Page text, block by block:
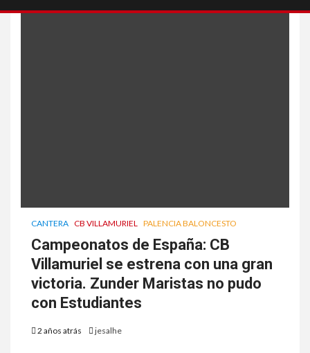
CANTERA CB VILLAMURIEL PALENCIA BALONCESTO
Campeonatos de España: CB
Villamuriel se estrena con una gran
victoria. Zunder Maristas no pudo
con Estudiantes
2 años atrás jesalhe